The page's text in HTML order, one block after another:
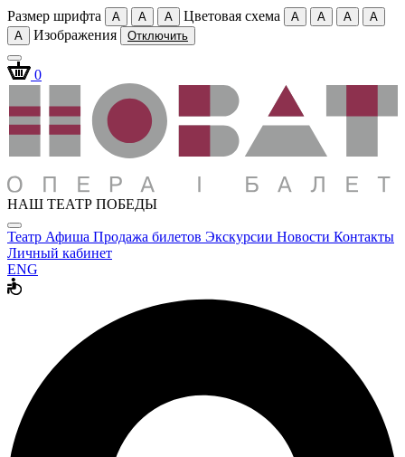
Размер шрифта A A A Цветовая схема A A A
A
A
Изображения Отключить
0
НАШ ТЕАТР ПОБЕДЫ
Театр Афиша Продажа билетов Экскурсии Новости Контакты
Личный кабинет
ENG